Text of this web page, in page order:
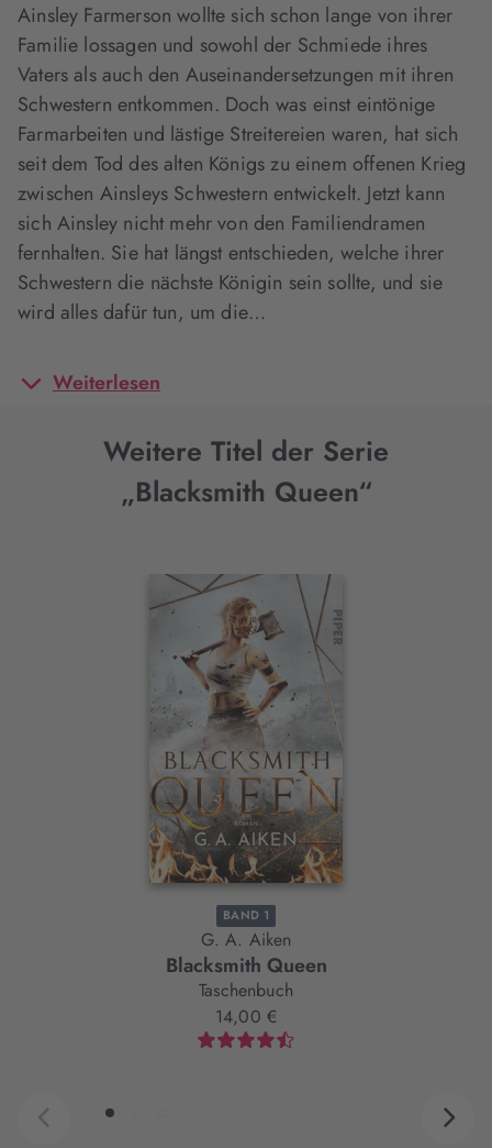
Ainsley Farmerson wollte sich schon lange von ihrer
Familie lossagen und sowohl der Schmiede ihres
Vaters als auch den Auseinandersetzungen mit ihren
Schwestern entkommen. Doch was einst eintönige
Farmarbeiten und lästige Streitereien waren, hat sich
seit dem Tod des alten Königs zu einem offenen Krieg
zwischen Ainsleys Schwestern entwickelt. Jetzt kann
sich Ainsley nicht mehr von den Familiendramen
fernhalten. Sie hat längst entschieden, welche ihrer
Schwestern die nächste Königin sein sollte, und sie
wird alles dafür tun, um die…
Weiterlesen
Weitere Titel der Serie
„Blacksmith Queen“
Interaktives
BAND 1
G. A. Aiken
Blacksmith Queen
Taschenbuch
14,00 €